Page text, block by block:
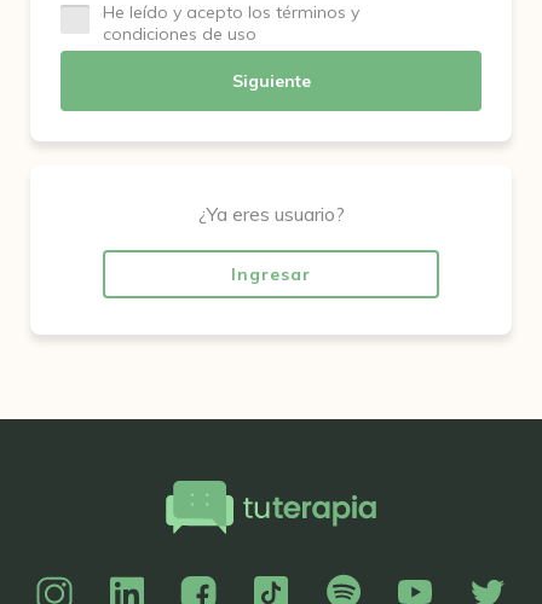
He leído y acepto los términos y
condiciones de uso
Siguiente
¿Ya eres usuario?
Ingresar